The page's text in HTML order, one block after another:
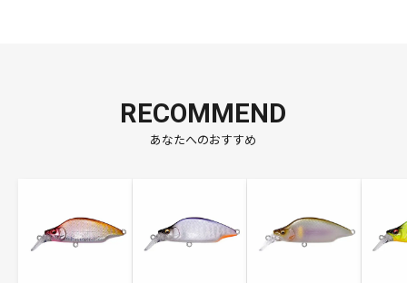
RECOMMEND
あなたへのおすすめ